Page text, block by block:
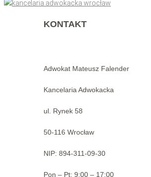
KONTAKT
Adwokat Mateusz Falender
Kancelaria Adwokacka
ul. Rynek 58
50-116 Wrocław
NIP: 894-311-09-30
Pon – Pt: 9:00 – 17:00